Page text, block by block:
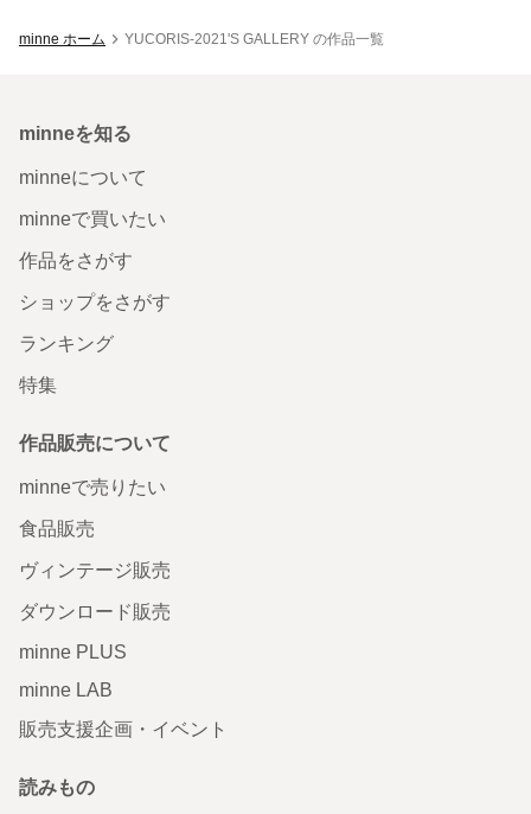
minne ホーム YUCORIS-2021'S GALLERY の作品一覧
minneを知る
minneについて
minneで買いたい
作品をさがす
ショップをさがす
ランキング
特集
作品販売について
minneで売りたい
食品販売
ヴィンテージ販売
ダウンロード販売
minne PLUS
minne LAB
販売支援企画・イベント
読みもの